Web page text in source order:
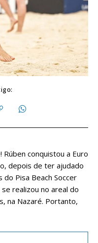
conquistou a Euro
depois de ter ajudado
Pisa Beach Soccer
realizou no areal do
na Nazaré. Portanto,